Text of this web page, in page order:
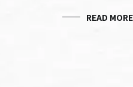
READ MORE